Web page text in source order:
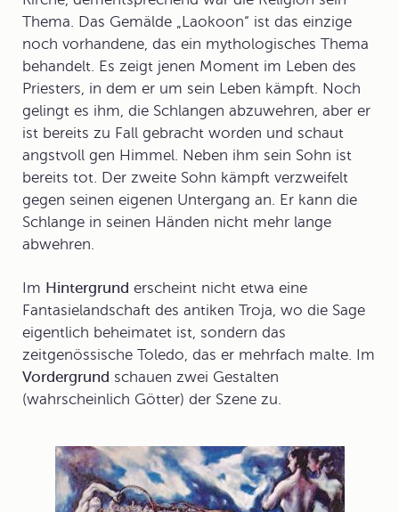
Thema. Das Gemälde „Laokoon“ ist das einzige
noch vorhandene, das ein mythologisches Thema
behandelt. Es zeigt jenen Moment im Leben des
Priesters, in dem er um sein Leben kämpft. Noch
gelingt es ihm, die Schlangen abzuwehren, aber er
ist bereits zu Fall gebracht worden und schaut
angstvoll gen Himmel. Neben ihm sein Sohn ist
bereits tot. Der zweite Sohn kämpft verzweifelt
gegen seinen eigenen Untergang an. Er kann die
Schlange in seinen Händen nicht mehr lange
abwehren.
Im Hintergrund erscheint nicht etwa eine
Fantasielandschaft des antiken Troja, wo die Sage
eigentlich beheimatet ist, sondern das
zeitgenössische Toledo, das er mehrfach malte. Im
Vordergrund schauen zwei Gestalten
(wahrscheinlich Götter) der Szene zu.